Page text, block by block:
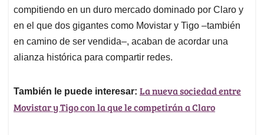
compitiendo en un duro mercado dominado por Claro y
en el que dos gigantes como Movistar y Tigo –también
en camino de ser vendida–, acaban de acordar una
alianza histórica para compartir redes.
También le puede interesar: La nueva sociedad entre
Movistar y Tigo con la que le competirán a Claro